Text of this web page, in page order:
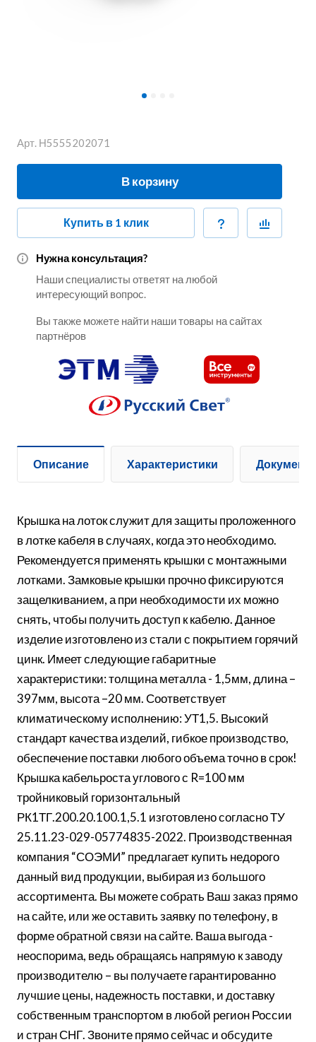
Арт. Н5555202071
В корзину
Купить в 1 клик
Нужна консультация?
Наши специалисты ответят на любой
интересующий вопрос.
Вы также можете найти наши товары на сайтах
партнёров
Описание Характеристики
Крышка на лоток служит для защиты проложенного
в лотке кабеля в случаях, когда это необходимо.
Рекомендуется применять крышки с монтажными
лотками. Замковые крышки прочно фиксируются
защелкиванием, а при необходимости их можно
снять, чтобы получить доступ к кабелю. Данное
изделие изготовлено из стали с покрытием горячий
цинк. Имеет следующие габаритные
характеристики: толщина металла - 1,5мм, длина –
397мм, высота –20 мм. Соответствует
климатическому исполнению: УТ1,5. Высокий
стандарт качества изделий, гибкое производство,
обеспечение поставки любого объема точно в срок!
Крышка кабельроста углового с R=100 мм
тройниковый горизонтальный
РК1ТГ.200.20.100.1,5.1 изготовлено согласно ТУ
25.11.23-029-05774835-2022. Производственная
компания “СОЭМИ” предлагает купить недорого
данный вид продукции, выбирая из большого
ассортимента. Вы можете собрать Ваш заказ прямо
на сайте, или же оставить заявку по телефону, в
форме обратной связи на сайте. Ваша выгода -
неоспорима, ведь обращаясь напрямую к заводу
производителю – вы получаете гарантированно
лучшие цены, надежность поставки, и доставку
собственным транспортом в любой регион России
и стран СНГ. Звоните прямо сейчас и обсудите